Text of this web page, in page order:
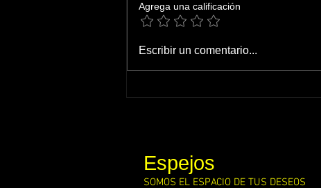
El reto imposible de Spider-
Agrega una calificación
Escribir un comentario...
Espejos
SOMOS EL ESPACIO DE TUS DESEOS